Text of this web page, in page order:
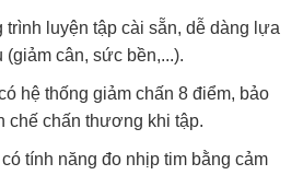
trình luyện tập cài sẵn, dễ dàng lựa
(giảm cân, sức bền,...).
hệ thống giảm chấn 8 điểm, bảo
chế chấn thương khi tập.
tính năng đo nhịp tim bằng cảm